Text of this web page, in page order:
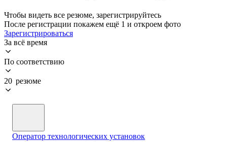
Чтобы видеть все резюме, зарегистрируйтесь
После регистрации покажем ещё 1 и откроем фото
Зарегистрироваться
За всё время
По соответствию
20 резюме
Оператор технологических установок